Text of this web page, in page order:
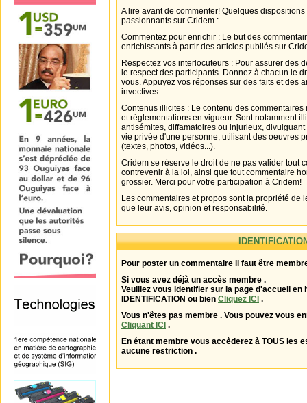
A lire avant de commenter! Quelques
passionnants sur Cridem :
Commentez pour enrichir : Le but des
enrichissants à partir des articles publiés sur
Respectez vos interlocuteurs : Pour assurer des
le respect des participants. Donnez à chacun le
vous. Appuyez vos réponses sur des faits et des
invectives.
Contenus illicites : Le contenu des
et réglementations en vigueur. Sont notamment
antisémites, diffamatoires ou injurieux,
vie privée d'une personne, utilisant des oeuvres
(textes, photos, vidéos...).
Cridem se réserve le droit de ne pas valider tout
contrevenir à la loi, ainsi que tout commentaire
grossier. Merci pour votre participation à Cridem!
Les commentaires et propos sont la propriété de
que leur avis, opinion et responsabilité.
Pour poster un commentaire il faut être
Si vous avez déjà un accès membre .
Veuillez vous identifier sur la page d'accueil en
IDENTIFICATION ou bien Cliquez ICI .
Vous n'êtes pas membre . Vous pouvez vous
Cliquant ICI .
En étant membre vous accèderez à TOUS les
aucune restriction .